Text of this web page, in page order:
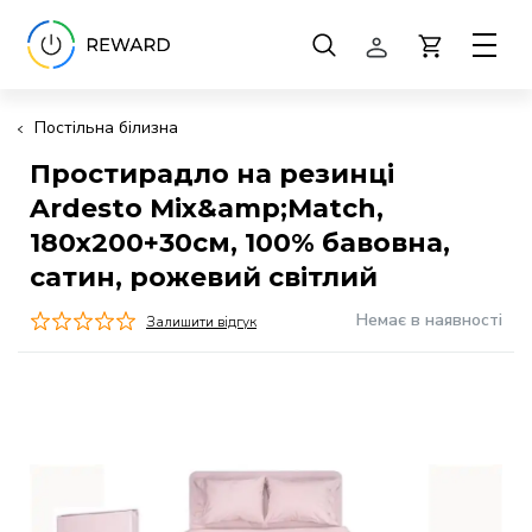
Постільна білизна
Простирадло на резинці
Ardesto Mix&amp;Match,
180х200+30см, 100% бавовна,
сатин, рожевий світлий
Залишити відгук Немає в наявності